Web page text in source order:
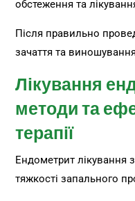
обстеження та
Після правильно
зачаття та
Лікування
методи та
терапії
Ендометрит лікування
тяжкості запального